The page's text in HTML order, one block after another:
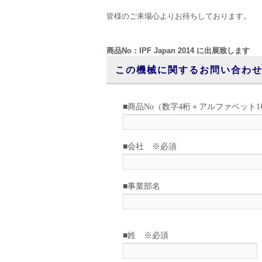
皆様のご来場心よりお待ちしております。
商品No：IPF Japan 2014 に出展致します
この機械に関するお問い合わせ